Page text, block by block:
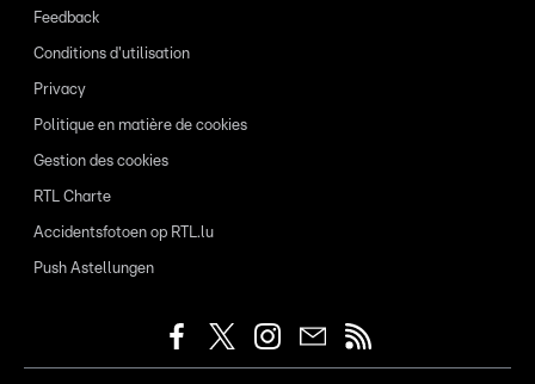
Feedback
Conditions d'utilisation
Privacy
Politique en matière de cookies
Gestion des cookies
RTL Charte
Accidentsfotoen op RTL.lu
Push Astellungen